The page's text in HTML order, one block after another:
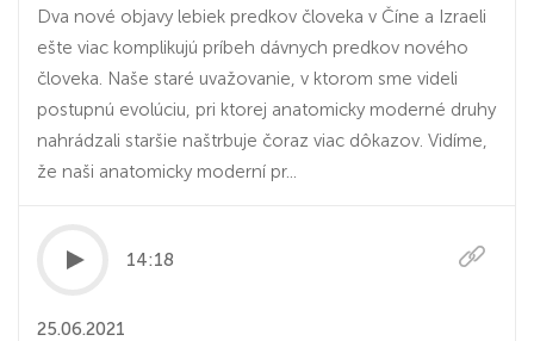
Dva nové objavy lebiek predkov človeka v Číne a Izraeli
ešte viac komplikujú príbeh dávnych predkov nového
človeka. Naše staré uvažovanie, v ktorom sme videli
postupnú evolúciu, pri ktorej anatomicky moderné druhy
nahrádzali staršie naštrbuje čoraz viac dôkazov. Vidíme,
že naši anatomicky moderní pr...
14:18
25.06.2021